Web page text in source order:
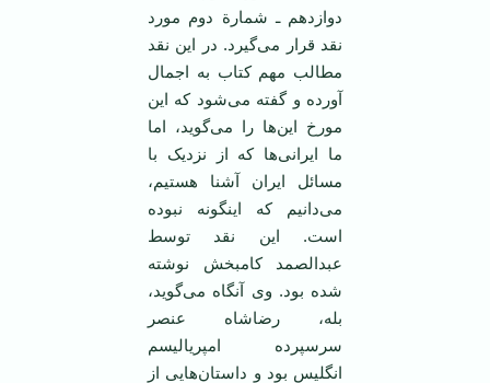
دوازدهم ـ شمارة دوم مورد
نقد قرار می‌گیرد. در این نقد
مطالب مهم کتاب به اجمال
آورده و گفته می‌شود که این
مورخ این‌ها را می‌گوید، اما
ما ایرانی‌ها که از نزدیک با
مسائل ایران آشنا هستیم،
می‌دانیم که اینگونه نبوده
است. این نقد توسط
عبدالصمد کامبخش نوشته
شده بود. وی آنگاه می‌گوید،
بله، رضاشاه عنصر
سرسپرده امپریالیسم
انگلیس بود و داستان‌هایی از